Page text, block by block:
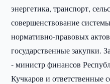
энергетика, транспорт,
совершенствование
нормативно-правовых
государственные закупки.
- министр финансов
Кучкаров и ответственные